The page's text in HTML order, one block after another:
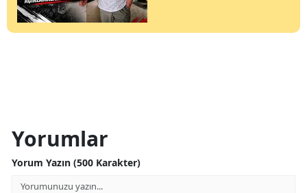
Yorumlar
Yorum Yazın (500 Karakter)